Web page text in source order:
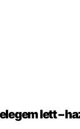
lett –